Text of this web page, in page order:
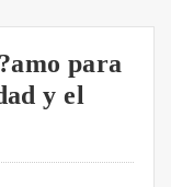
para
y el